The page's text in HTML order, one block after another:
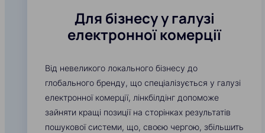
Для бізнесу у галузі
електронної комерції
Від невеликого локального бізнесу до
глобального бренду, що спеціалізується у галузі
електронної комерції, лінкбілдінг допоможе
зайняти кращі позиції на сторінках результатів
пошукової системи, що, своєю чергою, збільшить